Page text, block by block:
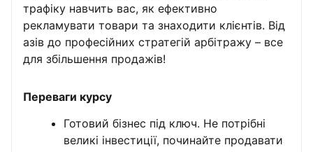
трафіку навчить вас, як ефективно
рекламувати товари та знаходити клієнтів. Від
азів до професійних стратегій арбітражу – все
для збільшення продажів!
Переваги курсу
Готовий бізнес під ключ. Не потрібні
великі інвестиції, починайте продавати